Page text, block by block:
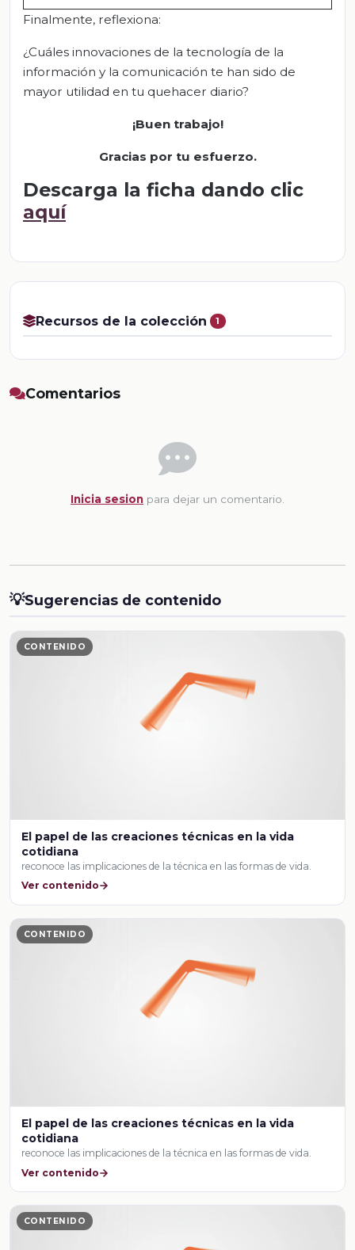
Finalmente, reflexiona:
¿Cuáles innovaciones de la tecnología de la
información y la comunicación te han sido de
mayor utilidad en tu quehacer diario?
¡Buentrabajo!
Gracias por tu esfuerzo.
Descarga la ficha dando clic
aquí
Recursos de la colección 1
Comentarios
Inicia sesion para dejar un comentario.
💡Sugerencias de contenido
CONTENIDO
El papel de las creaciones técnicas en la vida
cotidiana
reconoce las implicaciones de la técnica en las formas de vida.
Ver contenido
CONTENIDO
El papel de las creaciones técnicas en la vida
cotidiana
reconoce las implicaciones de la técnica en las formas de vida.
Ver contenido
CONTENIDO